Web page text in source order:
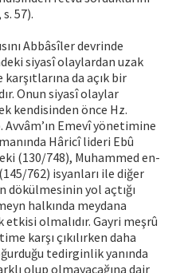
57).
Abbâsîler devrinde
siyasî olaylardan uzak
da açık bir
Onun siyasî olaylar
kendisinden önce Hz.
Emevî yönetimine
Hâricî lideri Ebû
(130/748), Muhammed en-
762) isyanları ile diğer
dökülmesinin yol açtığı
halkında meydana
etkisi olmalıdır. Gayri meşrû
karşı çıkılırken daha
tedirginlik yanında
olup olmayacağına dair